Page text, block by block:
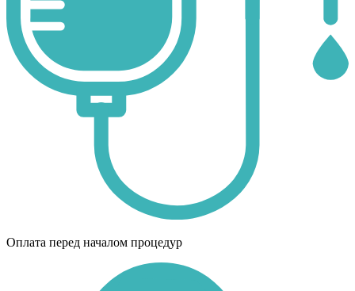
Оплата перед началом процедур